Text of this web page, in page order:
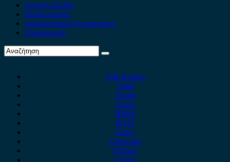
Αρχική Σελίδα
Ποιοί είμαστε
Ανταλλακτικά Αυτοκινήτων
Επικοινωνία
Alfa Romeo
Audi
Austin
Acura
BMW
BYD
Chery
Chevrolet
Citroen
Cupra